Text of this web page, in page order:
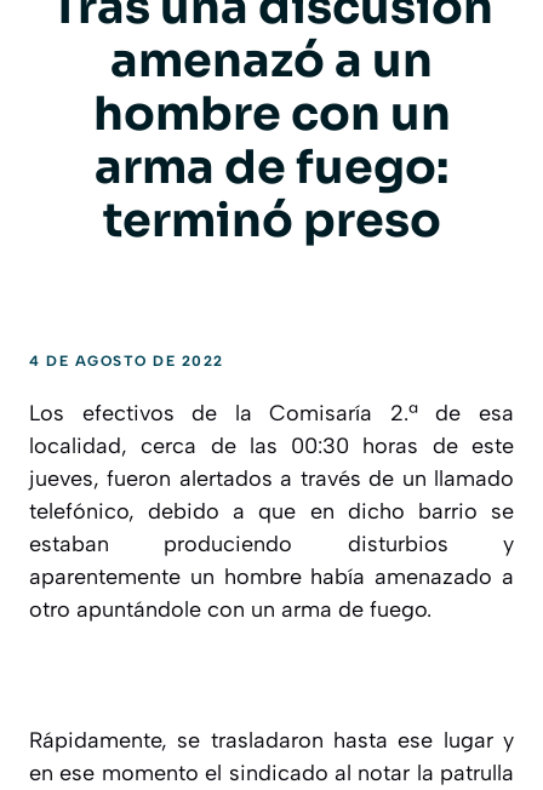
amenazó a un
hombre con un
arma de fuego:
terminó preso
4 DE AGOSTO DE 2022
Los efectivos de la Comisaría 2.ª de esa
localidad, cerca de las 00:30 horas de este
jueves, fueron alertados a través de un llamado
telefónico, debido a que en dicho barrio se
estaban produciendo disturbios y
aparentemente un hombre había amenazado a
otro apuntándole con un arma de fuego.
Rápidamente, se trasladaron hasta ese lugar y
en ese momento el sindicado al notar la patrulla